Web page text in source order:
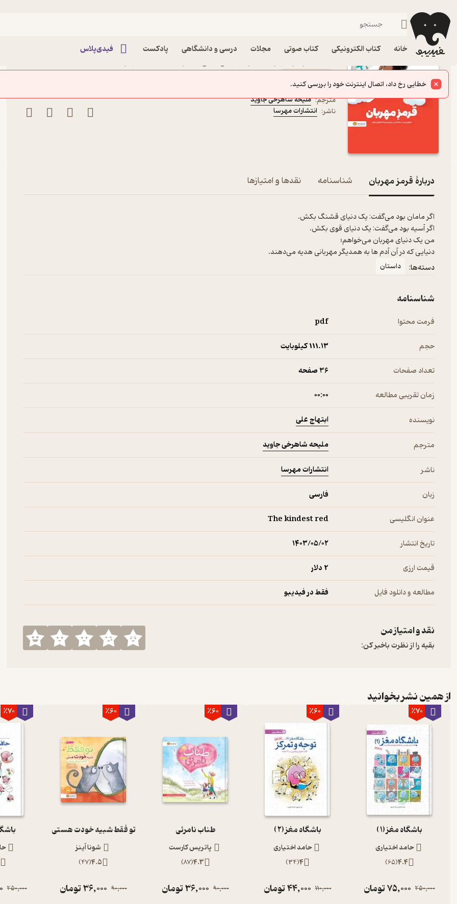
خانه کتاب الکترونیکی کتاب صوتی مجلات درسی و دانشگاهی پادکست فیدی‌پلاس
فیدیبو کتاب الکترونیکی
نویسنده: ابتهاج علی
مترجم: ملیحه شاهرخی جاوید
ناشر: انتشارات مهرسا
دربارۀ قرمز مهربان شناسنامه نقدها و امتیازها
اگر مامان بود می‌گفت: یک دنیای قشنگ بکش.
اگر آسیه بود می‌گفت: یک دنیای قوی بکش.
من یک دنیای مهربان می‌خواهم؛
دنیایی که در آن آدم ها به همدیگر مهربانی هدیه می‌دهند.
دسته‌ها: داستان
شناسنامه
فرمت محتوا pdf
حجم 111.۱۳ کیلوبایت
تعداد صفحات 36 صفحه
زمان تقریبی مطالعه ۰۰:۰۰
نویسنده ابتهاج علی
مترجم ملیحه شاهرخی جاوید
ناشر انتشارات مهرسا
زبان فارسی
عنوان انگلیسی The kindest red
تاریخ انتشار ۱۴۰۳/۰۵/۰۲
قیمت ارزی 2 دلار
مطالعه و دانلود فایل فقط در فیدیبو
نقد و امتیاز من
بقیه را از نظرت باخبر کن:
از همین نشر بخوانید
٪70
باشگاه مغز (1 )
حامد اختیاری
4.4
(
65
)
250,000
75,000تومان
٪60
باشگاه مغز (2 )
حامد اختیاری
4
(
34
)
110,000
44,000تومان
٪60
طناب نامرئی
پاتریس کارست
4.3
(
87
)
90,000
36,000تومان
٪60
تو فقط شبیه خودت هستی
شونا آینز
4.5
(
47
)
90,000
36,000تومان
٪70
250,000
خطایی رخ داد، اتصال اینترنت خود را بررسی کنید.